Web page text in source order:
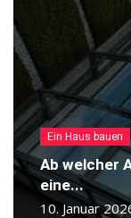
Ein Haus bauen
Ab welcher
eine...
10. Januar